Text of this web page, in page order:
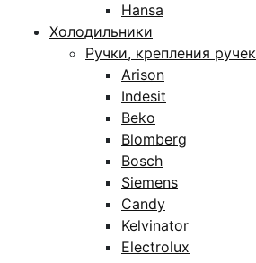
Hansa
Холодильники
Ручки, крепления ручек
Arison
Indesit
Beko
Blomberg
Bosch
Siemens
Candy
Kelvinator
Electrolux